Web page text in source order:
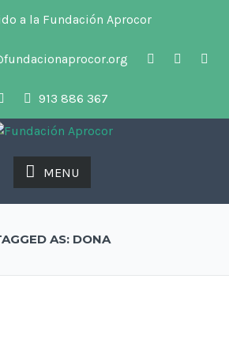
a la Fundación Aprocor
913 886 367
MENU
AS: DONA